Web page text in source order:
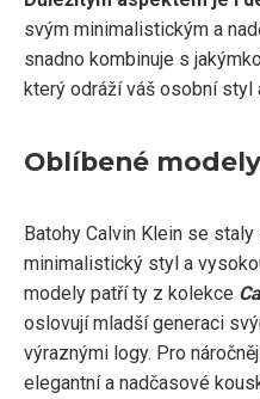
svým minimalistickým a
snadno kombinuje s
který odráží váš osobní styl
Oblíbené
Batohy Calvin Klein se
minimalistický styl a
modely patří ty z kolekce
oslovují mladší generaci
výraznými logy. Pro
elegantní a nadčasové